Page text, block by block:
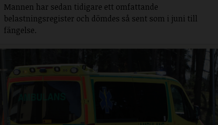
Mannen har sedan tidigare ett omfattande
belastningsregister och dömdes så sent som i juni till
fängelse.